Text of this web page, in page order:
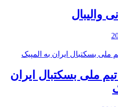
والیبال
ملی بسکتبال ایران